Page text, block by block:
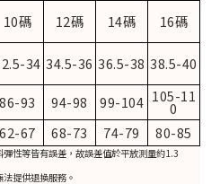
10碼 12碼 14碼 16碼
34 34.5-36 36.5-38 38.5-40
86-93 94-98 99-104 105-11
0
62-67 68-73 74-79 80-85
性等皆有誤差，故誤差值於平放測量約1.3
提供退換服務。